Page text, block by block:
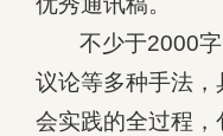
不少于2000
议论等多种手法
会实践的全过程，